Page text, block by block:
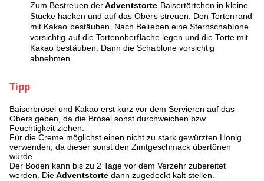
Zum Bestreuen derAdventstorte Baisertörtchen in kleine
Stücke hacken und auf das Obers streuen. Den Tortenrand
mit Kakao bestäuben. Nach Belieben eine Sternschablone
vorsichtig auf die Tortenoberfläche legen und die Torte mit
Kakao bestäuben. Dann die Schablone vorsichtig
abnehmen.
Tipp
Baiserbrösel und Kakao erst kurz vor dem Servieren auf das
Obers geben, da die Brösel sonst durchweichen bzw.
Feuchtigkeit ziehen.
Für die Creme möglichst einen nicht zu stark gewürzten Honig
verwenden, da dieser sonst den Zimtgeschmack übertönen
würde.
Der Boden kann bis zu 2 Tage vor dem Verzehr zubereitet
werden. DieAdventstorte dann zugedeckt kalt stellen.